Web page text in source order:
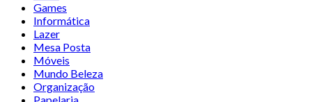
Games
Informática
Lazer
Mesa Posta
Móveis
Mundo Beleza
Organização